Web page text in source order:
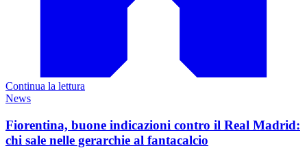
Continua la lettura
News
Fiorentina, buone indicazioni contro il Real Madrid:
chi sale nelle gerarchie al fantacalcio